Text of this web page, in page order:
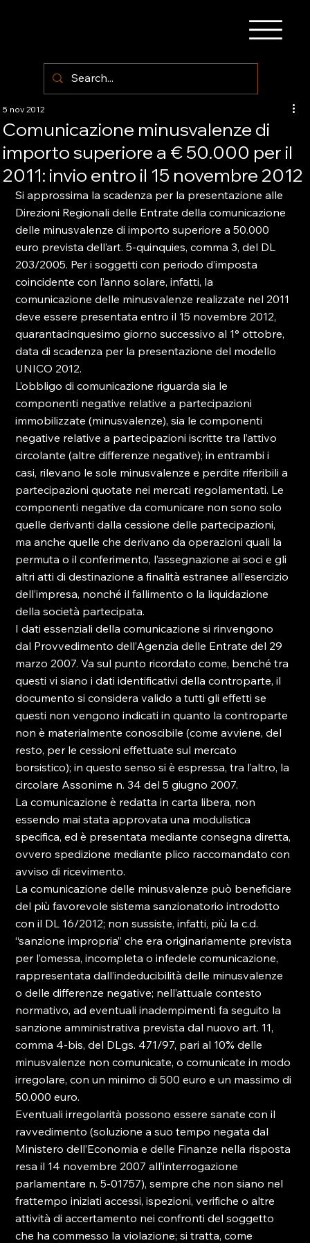
Comunicazione minusvalenze di
importo superiore a € 50.000 per il
2011: invio entro il 15 novembre 2012
5 nov 2012
Si approssima la scadenza per la presentazione alle
Direzioni Regionali delle Entrate della comunicazione
delle minusvalenze di importo superiore a 50.000
euro prevista dell’art. 5-quinquies, comma 3, del DL
203/2005. Per i soggetti con periodo d’imposta
coincidente con l’anno solare, infatti, la
comunicazione delle minusvalenze realizzate nel 2011
deve essere presentata entro il 15 novembre 2012,
quarantacinquesimo giorno successivo al 1° ottobre,
data di scadenza per la presentazione del modello
UNICO 2012.
L’obbligo di comunicazione riguarda sia le
componenti negative relative a partecipazioni
immobilizzate (minusvalenze), sia le componenti
negative relative a partecipazioni iscritte tra l’attivo
circolante (altre differenze negative); in entrambi i
casi, rilevano le sole minusvalenze e perdite riferibili a
partecipazioni quotate nei mercati regolamentati. Le
componenti negative da comunicare non sono solo
quelle derivanti dalla cessione delle partecipazioni,
ma anche quelle che derivano da operazioni quali la
permuta o il conferimento, l’assegnazione ai soci e gli
altri atti di destinazione a finalità estranee all’esercizio
dell’impresa, nonché il fallimento o la liquidazione
della società partecipata.
I dati essenziali della comunicazione si rinvengono
dal Provvedimento dell’Agenzia delle Entrate del 29
marzo 2007. Va sul punto ricordato come, benché tra
questi vi siano i dati identificativi della controparte, il
documento si considera valido a tutti gli effetti se
questi non vengono indicati in quanto la controparte
non è materialmente conoscibile (come avviene, del
resto, per le cessioni effettuate sul mercato
borsistico); in questo senso si è espressa, tra l’altro, la
circolare Assonime n. 34 del 5 giugno 2007.
La comunicazione è redatta in carta libera, non
essendo mai stata approvata una modulistica
specifica, ed è presentata mediante consegna diretta,
ovvero spedizione mediante plico raccomandato con
avviso di ricevimento.
La comunicazione delle minusvalenze può beneficiare
del più favorevole sistema sanzionatorio introdotto
con il DL 16/2012; non sussiste, infatti, più la c.d.
“sanzione impropria” che era originariamente prevista
per l’omessa, incompleta o infedele comunicazione,
rappresentata dall’indeducibilità delle minusvalenze
o delle differenze negative; nell’attuale contesto
normativo, ad eventuali inadempimenti fa seguito la
sanzione amministrativa prevista dal nuovo art. 11,
comma 4-bis, del DLgs. 471/97, pari al 10% delle
minusvalenze non comunicate, o comunicate in modo
irregolare, con un minimo di 500 euro e un massimo di
50.000 euro.
Eventuali irregolarità possono essere sanate con il
ravvedimento (soluzione a suo tempo negata dal
Ministero dell’Economia e delle Finanze nella risposta
resa il 14 novembre 2007 all’interrogazione
parlamentare n. 5-01757), sempre che non siano nel
frattempo iniziati accessi, ispezioni, verifiche o altre
attività di accertamento nei confronti del soggetto
che ha commesso la violazione; si tratta, come